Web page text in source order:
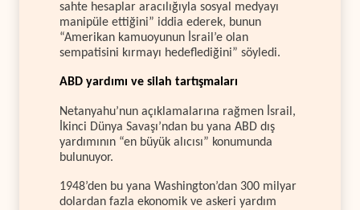
sahte hesaplar aracılığıyla sosyal medyayı
manipüle ettiğini” iddia ederek, bunun
“Amerikan kamuoyunun İsrail’e olan
sempatisini kırmayı hedeflediğini” söyledi.
ABD yardımı ve silah tartışmaları
Netanyahu’nun açıklamalarına rağmen İsrail,
İkinci Dünya Savaşı’ndan bu yana ABD dış
yardımının “en büyük alıcısı” konumunda
bulunuyor.
1948’den bu yana Washington’dan 300 milyar
dolardan fazla ekonomik ve askeri yardım